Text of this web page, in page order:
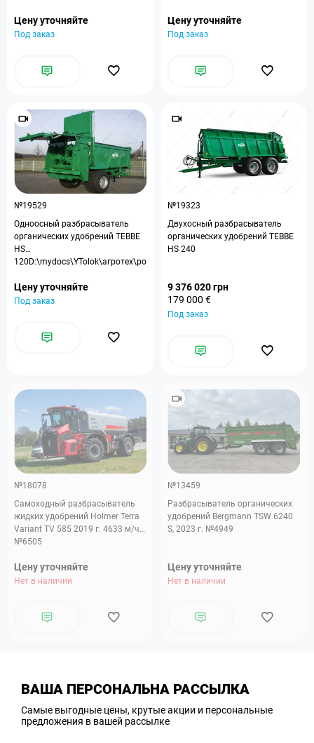
Цену уточняйте
Под заказ
Цену уточняйте
Под заказ
№19529
Одноосный разбрасыватель
органических удобрений TEBBE
HS
120D:\mydocs\YTolok\агротех\ро
Цену уточняйте
Под заказ
№19323
Двухосный разбрасыватель
органических удобрений TEBBE
HS 240
9 376 020 грн
179 000 €
Под заказ
№18078
Самоходный разбрасыватель
жидких удобрений Holmer Terra
Variant TV 585 2019 г. 4633 м/ч.
№6505
Цену уточняйте
Нет в наличии
№13459
Разбрасыватель органических
удобрений Bergmann TSW 6240
S, 2023 г. №4949
Цену уточняйте
Нет в наличии
ВАША ПЕРСОНАЛЬНА РАССЫЛКА
Самые выгодные цены, крутые акции и персональные
предложения в вашей рассылке